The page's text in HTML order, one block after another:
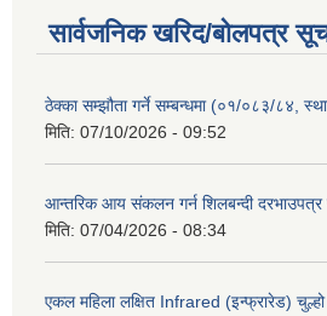
सार्वजनिक खरिद/बोलपत्र
ठेक्का सम्झौता गर्ने सम्बन्धमा (०१/०८३/८४,
मिति: 07/10/2026 - 09:52
आन्तरिक आय संकलन गर्न शिलबन्दी दरभाउपत्र
मिति: 07/04/2026 - 08:34
एकल महिला लक्षित Infrared (इन्फ्रारेड) चुल्हो